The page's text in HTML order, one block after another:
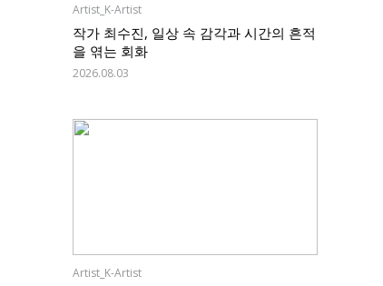
Artist_K-Artist
작가 최수진, 일상 속 감각과 시간의 흔적
을 엮는 회화
2026.08.03
Artist_K-Artist